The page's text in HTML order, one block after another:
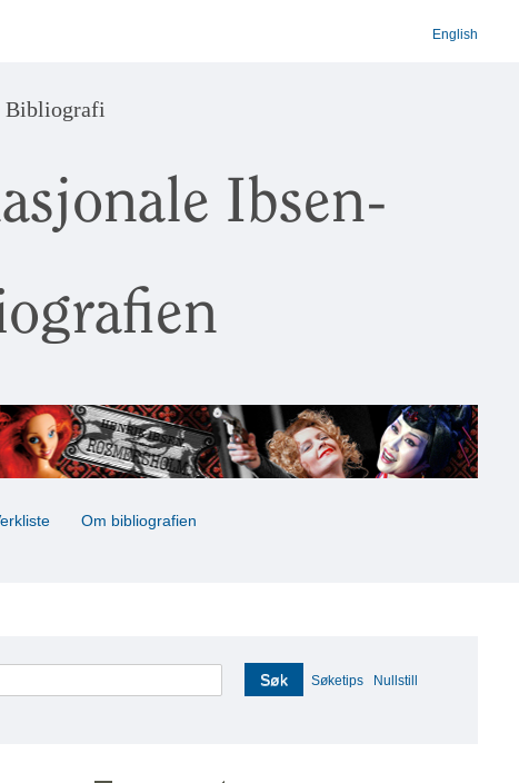
English
Bibliografi
Ibsen-
Om bibliografien
Søk Søketips Nullstill